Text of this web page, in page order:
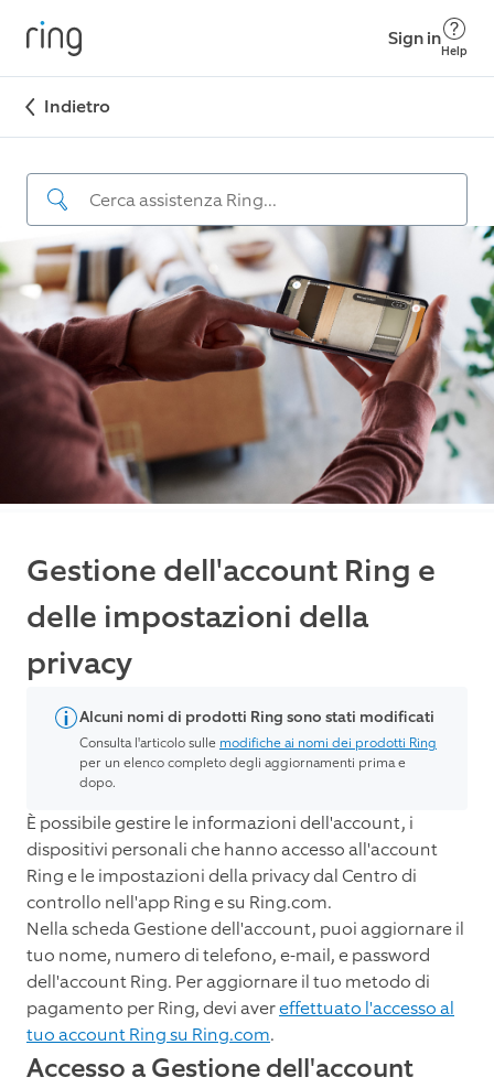
Sign in
Help
Indietro
Gestione dell'account Ring e
delle impostazioni della
privacy
Alcuni nomi di prodotti Ring sono stati modificati
Consulta l'articolo sulle modifiche ai nomi dei prodotti Ring
per un elenco completo degli aggiornamenti prima e
dopo.
È possibile gestire le informazioni dell'account, i
dispositivi personali che hanno accesso all'account
Ring e le impostazioni della privacy dal Centro di
controllo nell'app Ring e su Ring.com.
Nella scheda Gestione dell'account, puoi aggiornare il
tuo nome, numero di telefono, e-mail, e password
dell'account Ring. Per aggiornare il tuo metodo di
pagamento per Ring, devi avereffettuato l'accesso al
tuo account Ring su Ring.com.
Accesso a Gestione dell'account